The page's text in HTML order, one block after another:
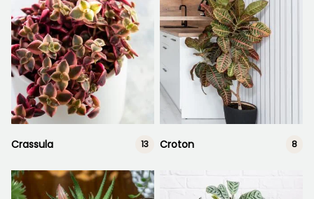
Crassula 13 Croton 8